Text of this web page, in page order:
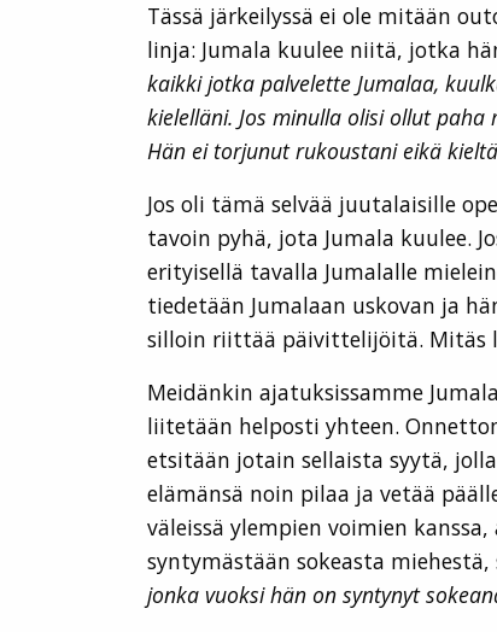
Tässä järkeilyssä ei ole mitään
linja: Jumala kuulee niitä, jotka
kaikki jotka palvelette Jumalaa,
kielelläni. Jos minulla olisi ollut
Hän ei torjunut rukoustani eikä
Jos oli tämä selvää juutalaisille
tavoin pyhä, jota Jumala kuulee.
erityisellä tavalla Jumalalle
tiedetään Jumalaan uskovan ja
silloin riittää päivittelijöitä. Mitäs
Meidänkin ajatuksissamme
liitetään helposti yhteen.
etsitään jotain sellaista syytä,
elämänsä noin pilaa ja vetää
väleissä ylempien voimien
syntymästään sokeasta
jonka vuoksi hän on syntynyt